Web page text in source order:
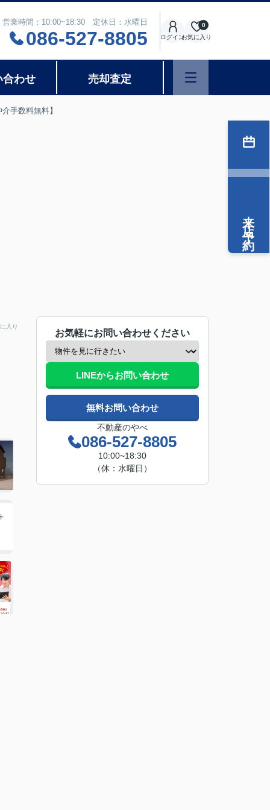
営業時間：10:00~18:30 定休日：水曜日
086-527-8805 ログインお気に入り
0
合わせ 売却査定
手数料無料】
入り
お気軽にお問い合わせください
LINEからお問い合わせ
無料お問い合わせ
不動産のやべ
086-527-8805
10:00~18:30
（休：水曜日）
来店予約